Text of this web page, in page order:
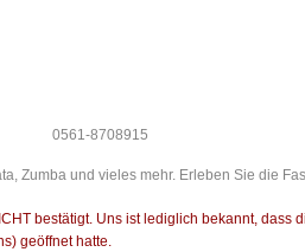
0561-8708915
Zumba und vieles mehr. Erleben Sie die
bestätigt. Uns ist lediglich bekannt, dass
geöffnet hatte.